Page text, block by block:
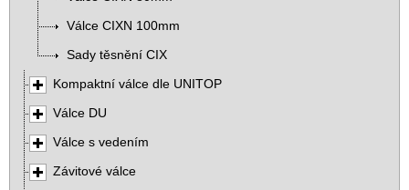
Válce CIXN 100mm
Sady těsnění CIX
Kompaktní válce dle UNITOP
Válce DU
Válce s vedením
Závitové válce